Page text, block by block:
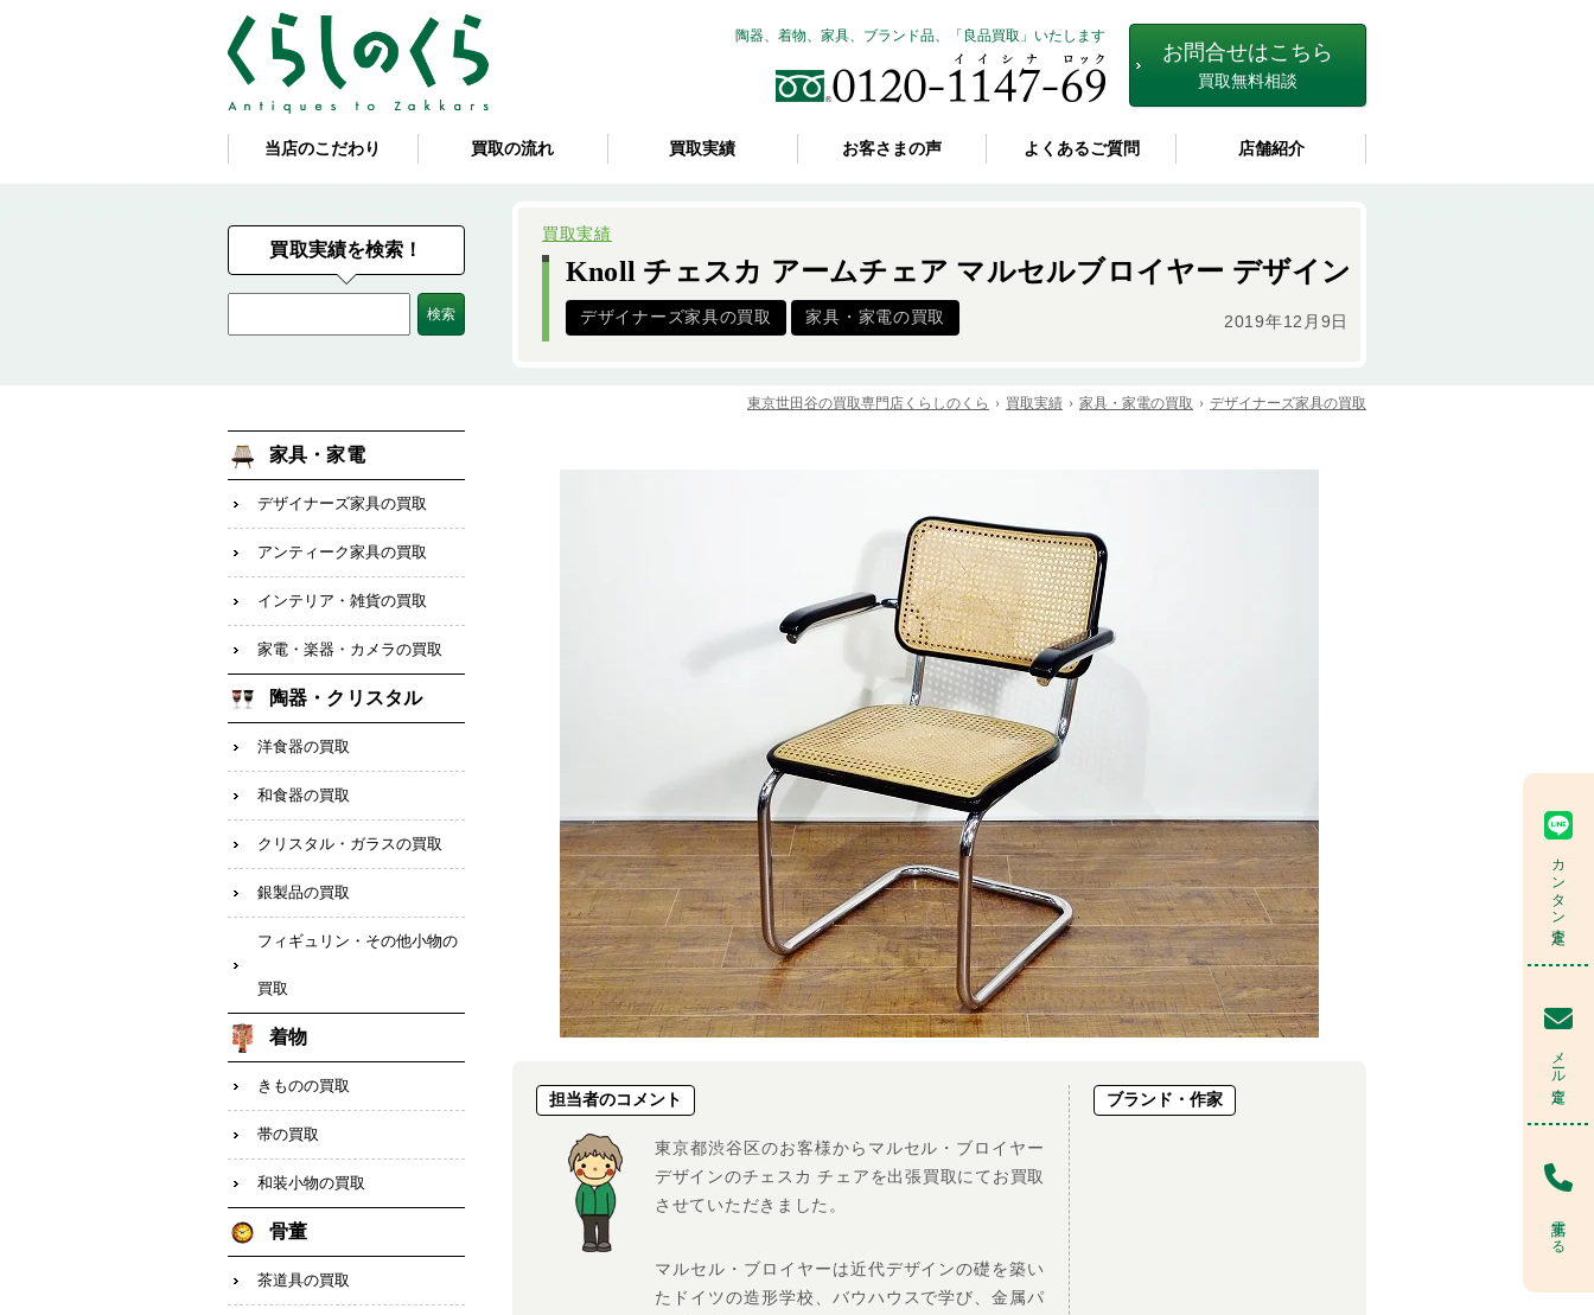
お問合せはこちら
買取無料相談
陶器、着物、家具、ブランド品、「良品買取」いたします
当店のこだわり 買取の流れ 買取実績 お客さまの声 よくあるご質問 店舗紹介
カンタン査定
メール査定
電話する
買取実績
Knoll チェスカ アームチェア マルセルブロイヤー デザイン
デザイナーズ家具の買取 家具・家電の買取 2019年12月9日
東京世田谷の買取専門店くらしのくら 買取実績 家具・家電の買取 デザイナーズ家具の買取
ブランド・作家
担当者のコメント
東京都渋谷区のお客様からマルセル・ブロイヤー
デザインのチェスカ チェアを出張買取にてお買取
させていただきました。
マルセル・ブロイヤーは近代デザインの礎を築い
たドイツの造形学校、バウハウスで学び、金属パ
買取実績を検索！
家具・家電
デザイナーズ家具の買取
アンティーク家具の買取
インテリア・雑貨の買取
家電・楽器・カメラの買取
陶器・クリスタル
洋食器の買取
和食器の買取
クリスタル・ガラスの買取
銀製品の買取
フィギュリン・その他小物の
買取
着物
きものの買取
帯の買取
和装小物の買取
骨董
茶道具の買取